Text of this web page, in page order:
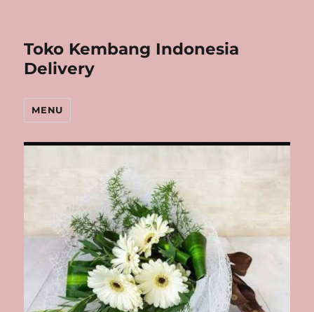
Toko Kembang Indonesia
Delivery
MENU